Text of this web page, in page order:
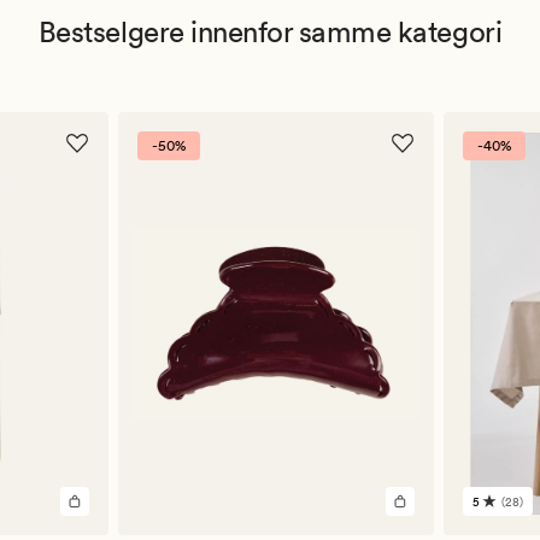
Bestselgere innenfor samme kategori
-50% -40%
28
5 (28)